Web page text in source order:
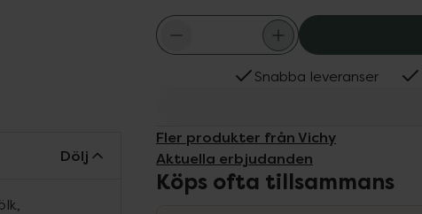
Snabba leveranser
Fler produkter från Vichy
Aktuella erbjudanden
Köps ofta tillsammans
Dölj